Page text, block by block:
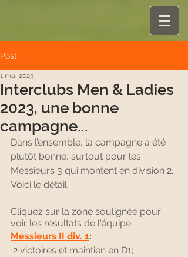
Post
Interclubs Men & Ladies
2023, une bonne
campagne...
1 mai 2023
Dans l’ensemble, la campagne a été
plutôt bonne, surtout pour les
Messieurs 3 qui montent en division 2.
Voici le détail:
Cliquez sur la zone soulignée pour
voir les résultats de l'équipe
Messieurs II div. 1:
2 victoires et maintien en D1;